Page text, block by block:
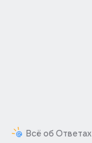
Всё об Ответах